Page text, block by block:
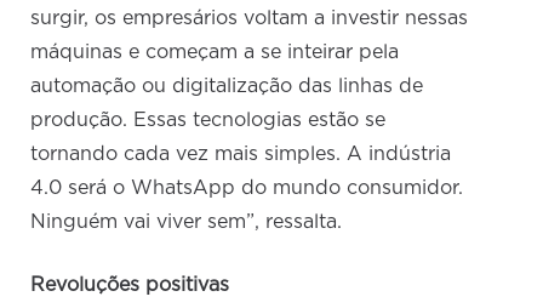
surgir, os empresários voltam a investir nessas
máquinas e começam a se inteirar pela
automação ou digitalização das linhas de
produção. Essas tecnologias estão se
tornando cada vez mais simples. A indústria
4.0 será o WhatsApp do mundo consumidor.
Ninguém vai viver sem”, ressalta.
Revoluções positivas